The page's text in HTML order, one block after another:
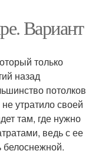
Вариант
только
назад
потолков
утратило своей
там, где нужно
ведь с ее